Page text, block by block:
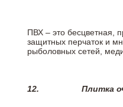
ПВХ – это бесцветная,
защитных перчаток и
рыболовных сетей,
12. Плитка